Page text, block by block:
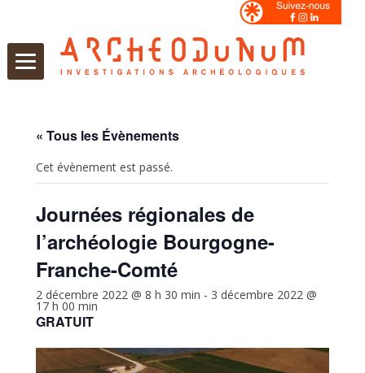
« Tous les Évènements
Cet évènement est passé.
Journées régionales de
l’archéologie Bourgogne-
Franche-Comté
2 décembre 2022 @ 8 h 30 min - 3 décembre 2022 @
17 h 00 min
GRATUIT